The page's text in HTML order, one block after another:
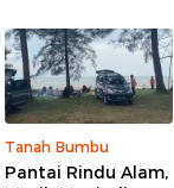
Tanah Bumbu
Pantai Rindu Alam,